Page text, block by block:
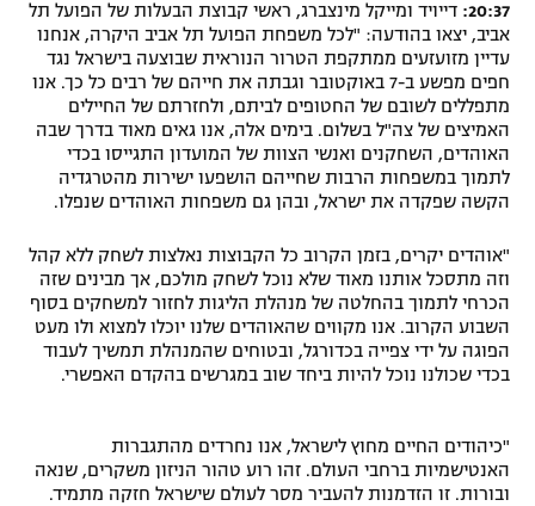
20:37: דייויד ומייקל מינצברג, ראשי קבוצת הבעלות של הפועל תל
אביב, יצאו בהודעה: "לכל משפחת הפועל תל אביב היקרה, אנחנו
עדיין מזועזעים ממתקפת הטרור הנוראית שבוצעה בישראל נגד
חפים מפשע ב-7 באוקטובר וגבתה את חייהם של רבים כל כך. אנו
מתפללים לשובם של החטופים לביתם, ולחזרתם של החיילים
האמיצים של צה"ל בשלום. בימים אלה, אנו גאים מאוד בדרך שבה
האוהדים, השחקנים ואנשי הצוות של המועדון התגייסו בכדי
לתמוך במשפחות הרבות שחייהם הושפעו ישירות מהטרגדיה
הקשה שפקדה את ישראל, ובהן גם משפחות האוהדים שנפלו.
"אוהדים יקרים, בזמן הקרוב כל הקבוצות נאלצות לשחק ללא קהל
וזה מתסכל אותנו מאוד שלא נוכל לשחק מולכם, אך מבינים שזה
הכרחי לתמוך בהחלטה של מנהלת הליגות לחזור למשחקים בסוף
השבוע הקרוב. אנו מקווים שהאוהדים שלנו יוכלו למצוא ולו מעט
הפוגה על ידי צפייה בכדורגל, ובטוחים שהמנהלת תמשיך לעבוד
בכדי שכולנו נוכל להיות ביחד שוב במגרשים בהקדם האפשרי.
"כיהודים החיים מחוץ לישראל, אנו נחרדים מהתגברות
האנטישמיות ברחבי העולם. זהו רוע טהור הניזון משקרים, שנאה
ובורות. זו הזדמנות להעביר מסר לעולם שישראל חזקה מתמיד.